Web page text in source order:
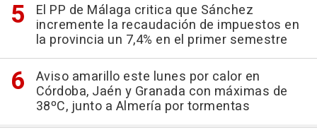
El PP de Málaga critica que Sánchez
incremente la recaudación de impuestos en
la provincia un 7,4% en el primer semestre
Aviso amarillo este lunes por calor en
Córdoba, Jaén y Granada con máximas de
38ºC, junto a Almería por tormentas